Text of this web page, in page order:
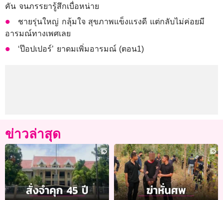
คัน จนภรรยารู้สึกเบื่อหน่าย
ชายรุ่นใหญ่ กลุ้มใจ สุขภาพแข็งแรงดี แต่กลับไม่ค่อยมี
อารมณ์ทางเพศเลย
‘ป๊อปเปอร์’ ยาดมเพิ่มอารมณ์ (ตอน1)
ข่าวล่าสุด